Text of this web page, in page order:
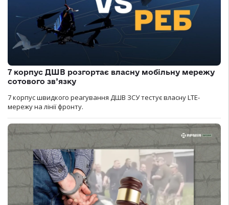
7 корпус ДШВ розгортає власну мобільну мережу
сотового зв’язку
7 корпус швидкого реагування ДШВ ЗСУ тестує власну LTE-
мережу на лінії фронту.